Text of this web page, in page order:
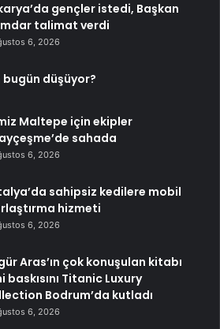
gençler istedi, Başkan
talimat verdi
6, 2026
bugün düşüyor?
Maltepe için ekipler
sahada
6, 2026
sahipsiz kedilere mobil
hizmeti
6, 2026
Aras’ın çok konuşulan kitabı
baskısını Titanic Luxury
Bodrum’da kutladı
6, 2026